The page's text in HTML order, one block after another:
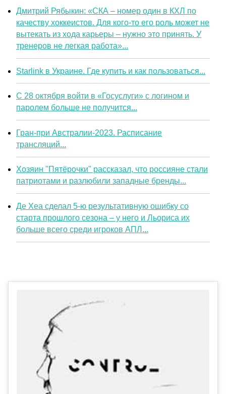
Дмитрий Рябыкин: «СКА – номер один в КХЛ по
качеству хоккеистов. Для кого-то его роль может не
вытекать из хода карьеры – нужно это принять. У
тренеров не легкая работа»...
Starlink в Украине. Где купить и как пользоваться...
С 28 октября войти в «Госуслуги» с логином и
паролем больше не получится...
Гран-при Австралии-2023. Расписание
трансляций...
Хозяин "Пятёрочки" рассказал, что россияне стали
патриотами и разлюбили западные бренды...
Де Хеа сделал 5-ю результативную ошибку со
старта прошлого сезона – у него и Льориса их
больше всего среди игроков АПЛ...